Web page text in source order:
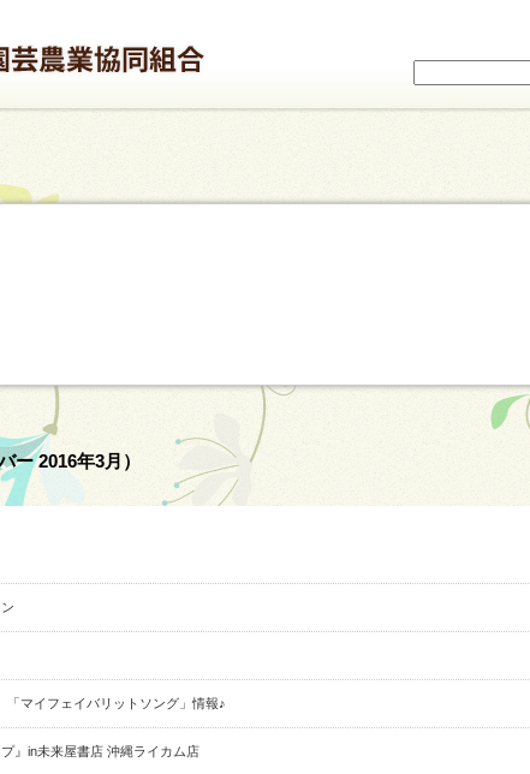
ー 2016年3月）
マイフェイバリットソング」情報♪
』in未来屋書店 沖縄ライカム店